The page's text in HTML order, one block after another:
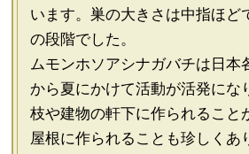
います。巣の大きさは中指ほど
の段階でした。
ムモンホソアシナガバチは日本
から夏にかけて活動が活発にな
枝や建物の軒下に作られること
屋根に作られることも珍しくあ